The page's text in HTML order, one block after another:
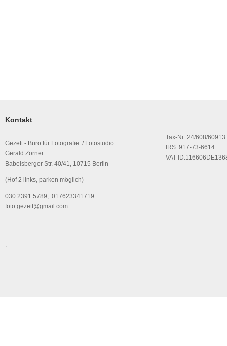
Kontakt
Gezett - Büro für Fotografie / Fotostudio
Gerald Zörner
Babelsberger Str. 40/41, 10715 Berlin
(Hof 2 links, parken möglich)
030 2391 5789, 017623341719
foto.gezett@gmail.com
Tax-Nr: 24/608/60913
IRS: 917-73-6614
VAT-
.